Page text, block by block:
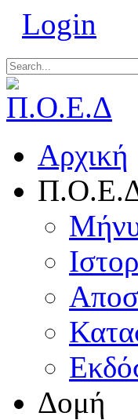
Login
Αρχική
Δομή